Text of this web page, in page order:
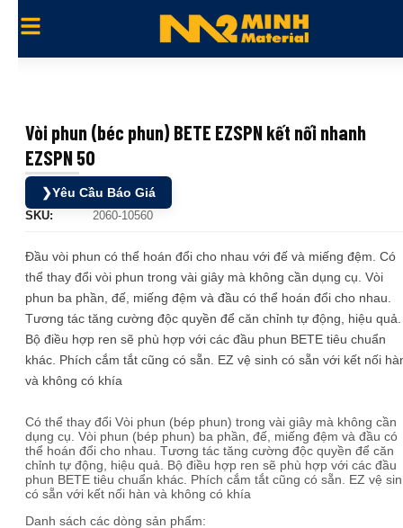
Vòi phun (béc phun) BETE EZSPN kết nối nhanh
EZSPN 50
❯Yêu Cầu Báo Giá
SKU: 2060-10560
Đầu vòi phun có thể hoán đổi cho nhau với đế và miếng đệm. Có
thể thay đổi vòi phun trong vài giây mà không cần dụng cụ. Vòi
phun ba phần, đế, miếng đệm và đầu có thể hoán đổi cho nhau.
Tương tác tăng cường độc quyền để căn chỉnh tự động, hiệu quả.
Bộ điều hợp ren sẽ phù hợp với các đầu phun BETE tiêu chuẩn
khác. Phích cắm tắt cũng có sẵn. EZ vệ sinh có sẵn với kết nối
và không có khía
Có thể thay đổi Vòi phun (bép phun) trong vài giây mà không cần
dụng cụ. Vòi phun (bép phun) ba phần, đế, miếng đệm và đầu có
thể hoán đổi cho nhau. Tương tác tăng cường độc quyền để căn
chỉnh tự động, hiệu quả. Bộ điều hợp ren sẽ phù hợp với các đầu
phun BETE tiêu chuẩn khác. Phích cắm tắt cũng có sẵn. EZ vệ
có sẵn với kết nối hàn và không có khía
Danh sách các dòng sản phẩm: